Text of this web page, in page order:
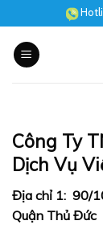
to
content
Công Ty
Dịch Vụ
Địa chỉ 1: 90/
Quận Thủ Đức